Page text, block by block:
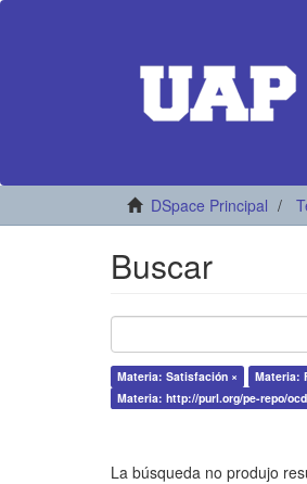
DSpace Principal
Buscar
Materia: Satisfación × Materia:
Materia: http://purl.org/pe-repo/
La búsqueda no produjo